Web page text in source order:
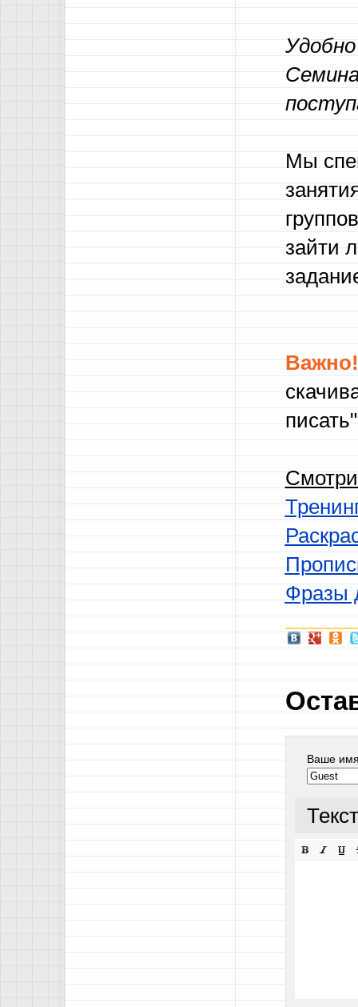
Удобно
Мы
зайти
Фразы
Ваше